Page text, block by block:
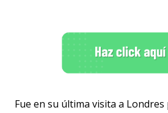
Fue en su última visita a